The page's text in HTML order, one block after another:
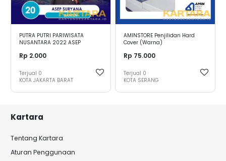
PUTRA PUTRI PARIWISATA
NUSANTARA 2022 ASEP
Rp 2.000
Terjual 0
KOTA JAKARTA BARAT
AMINSTORE Penjilidan Hard
Cover (Warna)
Rp 75.000
Terjual 0
KOTA SERANG
Kartara
Tentang Kartara
Aturan Penggunaan